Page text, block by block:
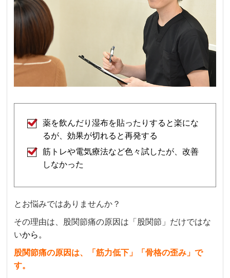
薬を飲んだり湿布を貼ったりすると楽にな
るが、効果が切れると再発する
筋トレや電気療法など色々試したが、改善
しなかった
とお悩みではありませんか？
その理由は、股関節痛の原因は「股関節」だけではな
いから。
股関節痛の原因は、「筋力低下」「骨格の歪み」で
す。